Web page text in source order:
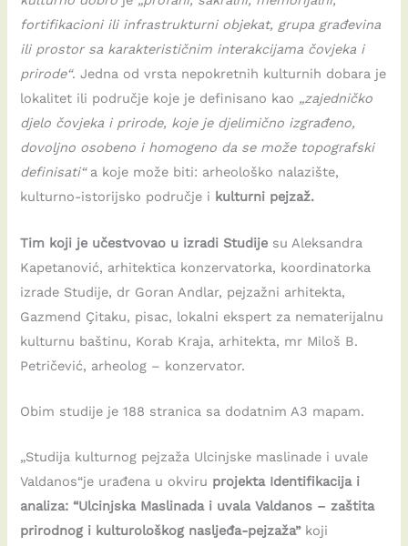
fortifikacioni ili infrastrukturni objekat, grupa građevina
ili prostor sa karakterističnim interakcijama čovjeka i
prirode“. Jedna od vrsta nepokretnih kulturnih dobara je
lokalitet ili područje koje je definisano kao „zajedničko
djelo čovjeka i prirode, koje je djelimično izgrađeno,
dovoljno osobeno i homogeno da se može topografski
definisati“a koje može biti: arheološko nalazište,
kulturno-istorijsko područje i kulturni pejzaž.
Tim koji je učestvovao u izradi Studije su Aleksandra
Kapetanović, arhitektica konzervatorka, koordinatorka
izrade Studije, dr Goran Andlar, pejzažni arhitekta,
Gazmend Çitaku, pisac, lokalni ekspert za nematerijalnu
kulturnu baštinu, Korab Kraja, arhitekta, mr Miloš B.
Petričević, arheolog – konzervator.
Obim studije je 188 stranica sa dodatnim A3 mapam.
„Studija kulturnog pejzaža Ulcinjske maslinade i uvale
Valdanos“je urađena u okviru projekta Identifikacija i
analiza: “Ulcinjska Maslinada i uvala Valdanos – zaštita
prirodnog i kulturološkog nasljeđa-pejzaža”koji